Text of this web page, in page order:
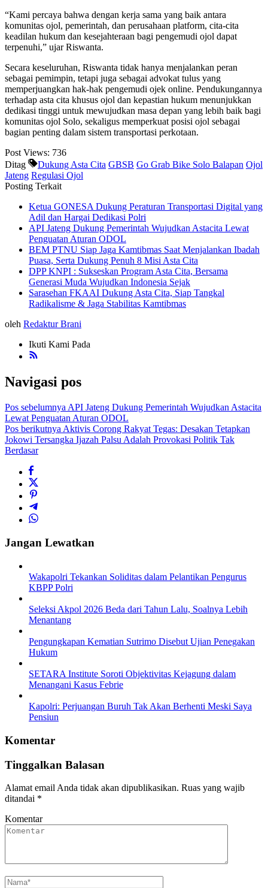
“Kami percaya bahwa dengan kerja sama yang baik antara
komunitas ojol, pemerintah, dan perusahaan platform, cita-cita
keadilan hukum dan kesejahteraan bagi pengemudi ojol dapat
terpenuhi,” ujar Riswanta.
Secara keseluruhan, Riswanta tidak hanya menjalankan peran
sebagai pemimpin, tetapi juga sebagai advokat tulus yang
memperjuangkan hak-hak pengemudi ojek online. Pendukungannya
terhadap asta cita khusus ojol dan kepastian hukum menunjukkan
dedikasi tinggi untuk mewujudkan masa depan yang lebih baik bagi
komunitas ojol Solo, sekaligus memperkuat posisi ojol sebagai
bagian penting dalam sistem transportasi perkotaan.
Post Views: 736
Ditag
Dukung Asta Cita GBSB Go Grab Bike Solo Balapan Ojol
Jateng Regulasi Ojol
Posting Terkait
Ketua GONESA Dukung Peraturan Transportasi Digital yang
Adil dan Hargai Dedikasi Polri
API Jateng Dukung Pemerintah Wujudkan Astacita Lewat
Penguatan Aturan ODOL
BEM PTNU Siap Jaga Kamtibmas Saat Menjalankan Ibadah
Puasa, Serta Dukung Penuh 8 Misi Asta Cita
DPP KNPI : Sukseskan Program Asta Cita, Bersama
Generasi Muda Wujudkan Indonesia Sejak
Sarasehan FKAAI Dukung Asta Cita, Siap Tangkal
Radikalisme & Jaga Stabilitas Kamtibmas
oleh Redaktur Brani
Ikuti Kami Pada
Navigasi pos
Pos sebelumnya API Jateng Dukung Pemerintah Wujudkan Astacita
Lewat Penguatan Aturan ODOL
Pos berikutnya Aktivis Corong Rakyat Tegas: Desakan Tetapkan
Jokowi Tersangka Ijazah Palsu Adalah Provokasi Politik Tak
Berdasar
Jangan Lewatkan
Wakapolri Tekankan Soliditas dalam Pelantikan Pengurus
KBPP Polri
Seleksi Akpol 2026 Beda dari Tahun Lalu, Soalnya Lebih
Menantang
Pengungkapan Kematian Sutrimo Disebut Ujian Penegakan
Hukum
SETARA Institute Soroti Objektivitas Kejagung dalam
Menangani Kasus Febrie
Kapolri: Perjuangan Buruh Tak Akan Berhenti Meski Saya
Pensiun
Komentar
Tinggalkan Balasan
Alamat email Anda tidak akan dipublikasikan. Ruas yang wajib
ditandai *
Komentar